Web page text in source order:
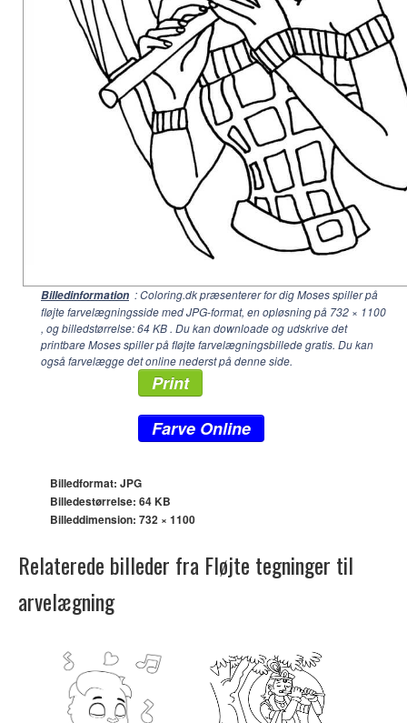
Billedinformation : Coloring.dk præsenterer for dig Moses spiller på
fløjte farvelægningsside med JPG-format, en opløsning på 732 × 1100
, og billedstørrelse: 64 KB . Du kan downloade og udskrive det
printbare Moses spiller på fløjte farvelægningsbillede gratis. Du kan
også farvelægge det online nederst på denne side.
Print
Farve Online
Billedformat: JPG
Billedestørrelse: 64 KB
Billeddimension: 732 × 1100
Relaterede billeder fra Fløjte tegninger til
arvelægning